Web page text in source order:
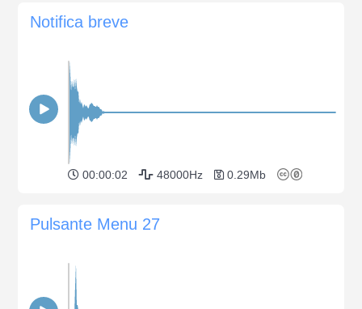
Notifica breve
00:00:02 48000Hz 0.29Mb
Pulsante Menu 27